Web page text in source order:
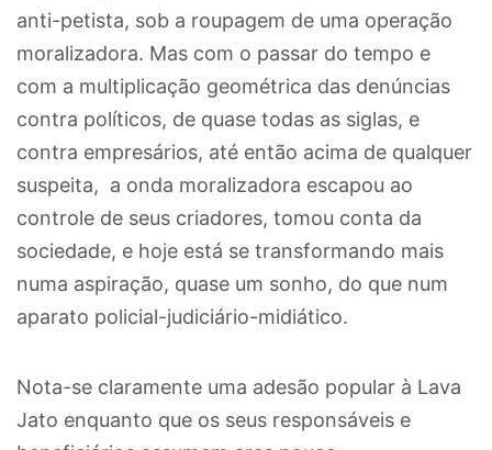
anti-petista, sob a roupagem de uma operação
moralizadora. Mas com o passar do tempo e
com a multiplicação geométrica das denúncias
contra políticos, de quase todas as siglas, e
contra empresários, até então acima de qualquer
suspeita, a onda moralizadora escapou ao
controle de seus criadores, tomou conta da
sociedade, e hoje está se transformando mais
numa aspiração, quase um sonho, do que num
aparato policial-judiciário-midiático.
Nota-se claramente uma adesão popular à Lava
Jato enquanto que os seus responsáveis e